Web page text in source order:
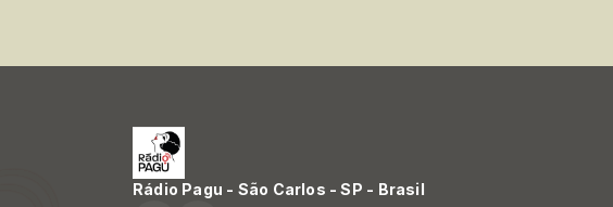
Rádio Pagu - São Carlos - SP - Brasil